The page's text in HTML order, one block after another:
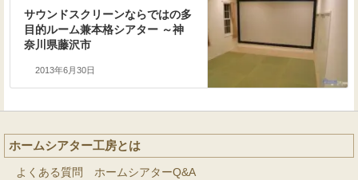
サウンドスクリーンならではの多
目的ルーム兼本格シアター ～神
奈川県藤沢市
2013年6月30日
ホームシアター工房とは
よくある質問 ホームシアターQ&A